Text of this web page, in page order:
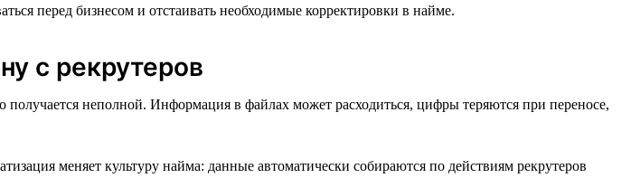
перед бизнесом и отстаивать необходимые корректировки в найме.
с рекрутеров
неполной. Информация в файлах может расходиться, цифры теряются при переносе,
меняет культуру найма: данные автоматически собираются по действиям рекрутеров